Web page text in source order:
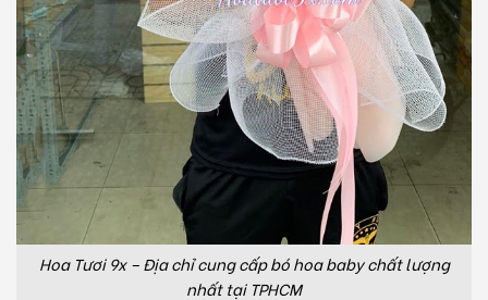
Hoa Tươi 9x – Địa chỉ cung cấp bó hoa baby chất lượng
nhất tại TPHCM